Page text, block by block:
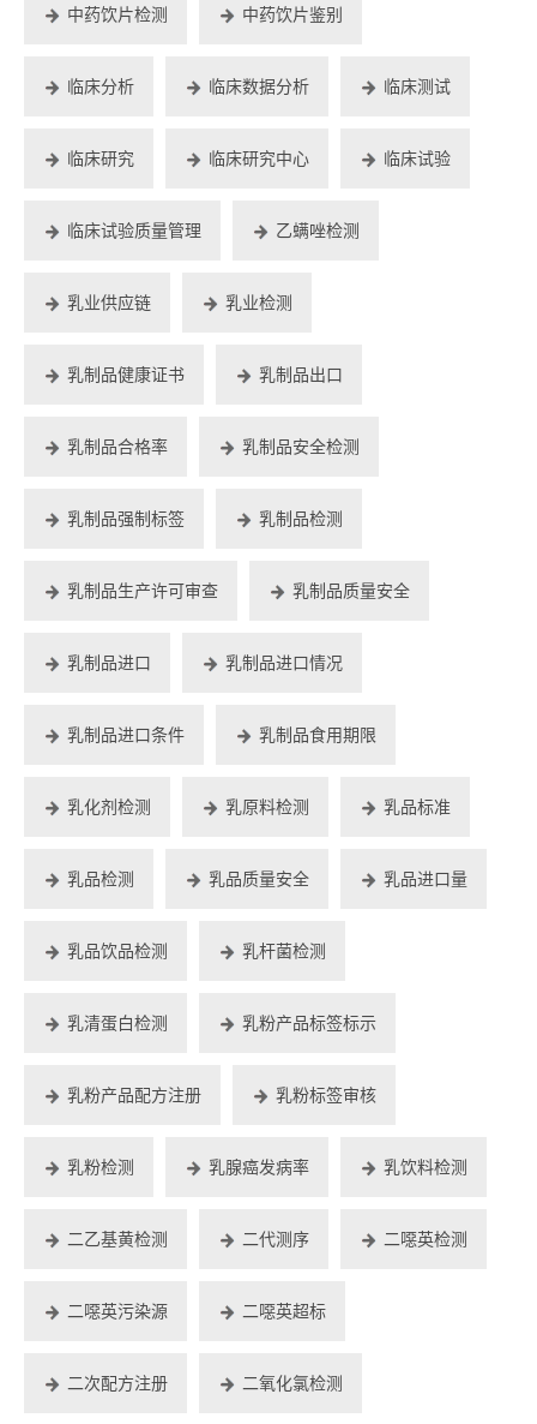
中药饮片检测 中药饮片鉴别
临床分析 临床数据分析 临床测试
临床研究 临床研究中心 临床试验
临床试验质量管理 乙螨唑检测
乳业供应链 乳业检测
乳制品健康证书 乳制品出口
乳制品合格率 乳制品安全检测
乳制品强制标签 乳制品检测
乳制品生产许可审查 乳制品质量安全
乳制品进口 乳制品进口情况
乳制品进口条件 乳制品食用期限
乳化剂检测 乳原料检测 乳品标准
乳品检测 乳品质量安全 乳品进口量
乳品饮品检测 乳杆菌检测
乳清蛋白检测 乳粉产品标签标示
乳粉产品配方注册 乳粉标签审核
乳粉检测 乳腺癌发病率 乳饮料检测
二乙基黄检测 二代测序 二噁英检测
二噁英污染源 二噁英超标
二次配方注册 二氧化氯检测